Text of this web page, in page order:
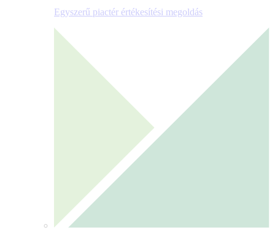
Egyszerű piactér értékesítési megoldás